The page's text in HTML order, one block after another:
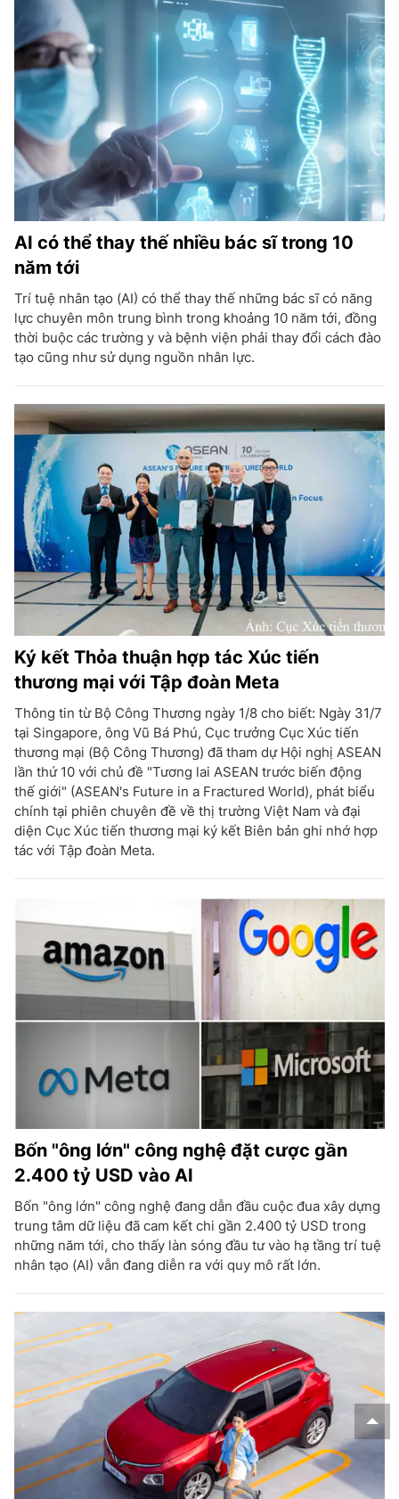
AI có thể thay thế nhiều bác sĩ trong 10
năm tới
Trí tuệ nhân tạo (AI) có thể thay thế những bác sĩ có năng
lực chuyên môn trung bình trong khoảng 10 năm tới, đồng
thời buộc các trường y và bệnh viện phải thay đổi cách đào
tạo cũng như sử dụng nguồn nhân lực.
Ký kết Thỏa thuận hợp tác Xúc tiến
thương mại với Tập đoàn Meta
Thông tin từ Bộ Công Thương ngày 1/8 cho biết: Ngày 31/7
tại Singapore, ông Vũ Bá Phú, Cục trưởng Cục Xúc tiến
thương mại (Bộ Công Thương) đã tham dự Hội nghị ASEAN
lần thứ 10 với chủ đề "Tương lai ASEAN trước biến động
thế giới" (ASEAN's Future in a Fractured World), phát biểu
chính tại phiên chuyên đề về thị trường Việt Nam và đại
diện Cục Xúc tiến thương mại ký kết Biên bản ghi nhớ hợp
tác với Tập đoàn Meta.
Bốn "ông lớn" công nghệ đặt cược gần
2.400 tỷ USD vào AI
Bốn "ông lớn" công nghệ đang dẫn đầu cuộc đua xây dựng
trung tâm dữ liệu đã cam kết chi gần 2.400 tỷ USD trong
những năm tới, cho thấy làn sóng đầu tư vào hạ tầng trí tuệ
nhân tạo (AI) vẫn đang diễn ra với quy mô rất lớn.